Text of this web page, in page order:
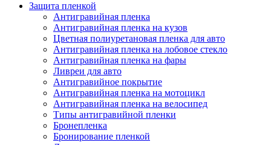
Защита пленкой
Антигравийная пленка
Антигравийная пленка на кузов
Цветная полиуретановая пленка для авто
Антигравийная пленка на лобовое стекло
Антигравийная пленка на фары
Ливреи для авто
Антигравийное покрытие
Антигравийная пленка на мотоцикл
Антигравийная пленка на велосипед
Типы антигравийной пленки
Бронепленка
Бронирование пленкой